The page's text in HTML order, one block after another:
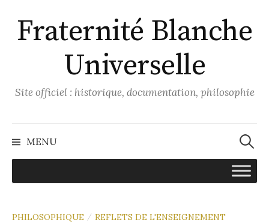
au
contenu
Fraternité Blanche
Universelle
Site officiel : historique, documentation, philosophie
MENU
PHILOSOPHIQUE / REFLETS DE L'ENSEIGNEMENT